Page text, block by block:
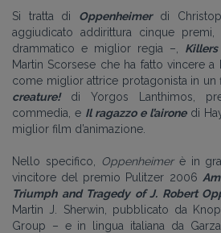
Si tratta di Oppenheimerdi
aggiudicato addirittura cinque
drammatico e miglior regia –,
Martin Scorsese che ha fatto vincere
come miglior attrice protagonista in un
creature!
di Yorgos Lanthimos,
commedia, e Il ragazzo e l’aironedi
miglior film d’animazione.
Nello specifico, Oppenheimerè in
vincitore del premio Pulitzer 2006
Triumph and Tragedy of J. Robert
Martin J. Sherwin, pubblicato da
Group – e in lingua italiana da